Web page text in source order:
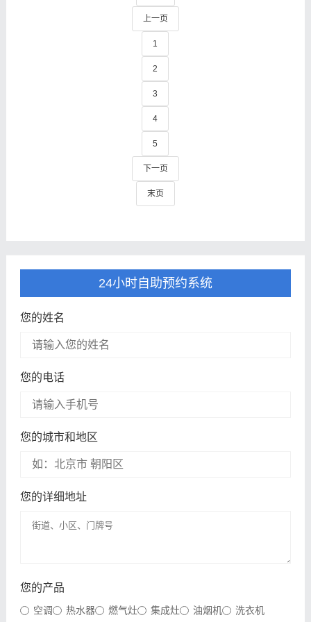
上一页
1
2
3
4
5
下一页
末页
24小时自助预约系统
您的姓名
您的电话
您的城市和地区
您的详细地址
您的产品
空调 热水器 燃气灶 集成灶 油烟机
洗衣机